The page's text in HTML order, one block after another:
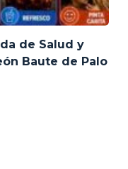
de Salud y
Baute de Palo